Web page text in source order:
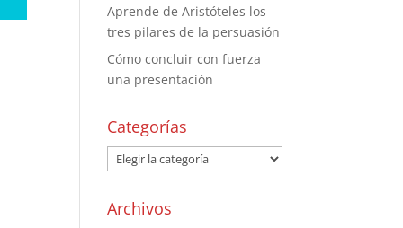
Aprende de Aristóteles los
tres pilares de la persuasión
Cómo concluir con fuerza
una presentación
Categorías
Archivos